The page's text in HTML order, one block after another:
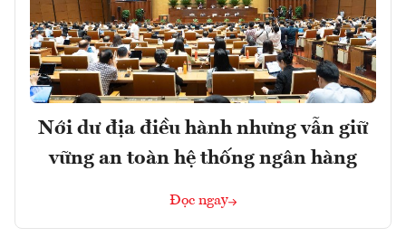
Nới dư địa điều hành nhưng vẫn giữ
vững an toàn hệ thống ngân hàng
Đọc ngay